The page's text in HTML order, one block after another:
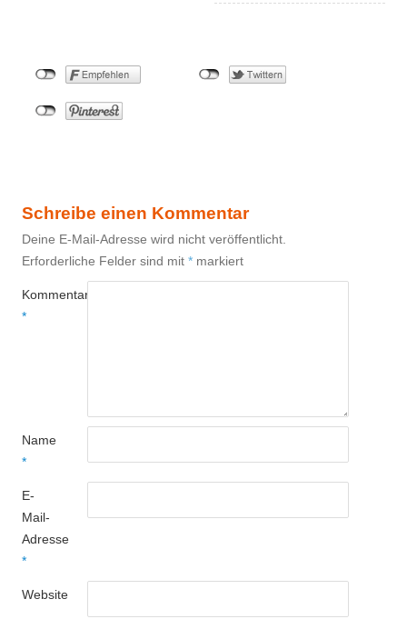
Schreibe einen Kommentar
Deine E-Mail-Adresse wird nicht veröffentlicht.
Erforderliche Felder sind mit * markiert
Kommentar
*
Name
*
E-
Mail-
Adresse
*
Website